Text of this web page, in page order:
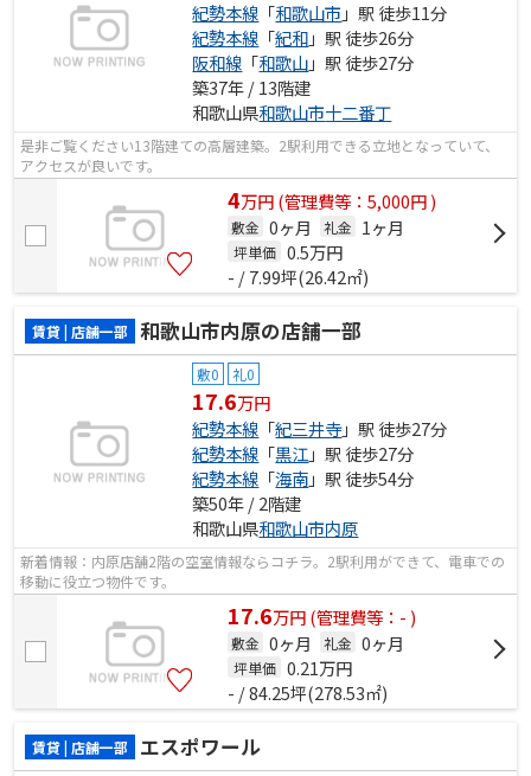
紀勢本線 「和歌山市 」駅 徒歩11分
紀勢本線 「紀和」駅 徒歩26分
阪和線 「和歌山」駅 徒歩27分
築37年 / 13階建
和歌山県和歌山市十二番丁
是非ご覧ください13階建ての高層建築。2駅利用できる立地となっていて、
アクセスが良いです。
4万円(管理費等：5,000円 )
敷金 0ヶ月 礼金 1ヶ月
坪単価 0.5万円
- / 7.99坪(26.42㎡)
賃貸 | 店舗一部 和歌山市内原の店舗一部
敷0 礼0
17.6万円
紀勢本線 「紀三井寺」駅 徒歩27分
紀勢本線 「黒江」駅 徒歩27分
紀勢本線 「海南」駅 徒歩54分
築50年 / 2階建
和歌山県和歌山市内原
新着情報：内原店舗2階の空室情報ならコチラ。2駅利用ができて、電車での
移動に役立つ物件です。
17.6万円(管理費等：- )
敷金 0ヶ月 礼金 0ヶ月
坪単価 0.21万円
- / 84.25坪(278.53㎡)
賃貸 | 店舗一部 エスポワール